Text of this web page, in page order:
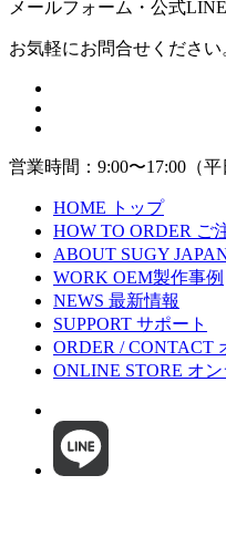
メールフォーム・公式
お気軽にお問合せください
営業時間：9:00〜17:00（平
HOME
トップ
HOW TO ORDER ご
ABOUT SUGY
WORK OEM製作事例
NEWS 最新情報
SUPPORT サポート
ORDER / CONTACT
ONLINE STORE オ